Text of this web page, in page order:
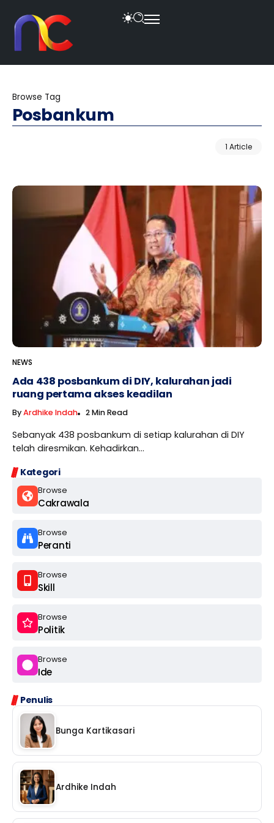
Browse Tag
Posbankum
1 Article
Kategori
Browse
Cakrawala
Browse
Peranti
Browse
Skill
Browse
Politik
Browse
Ide
Penulis
Bunga Kartikasari
Ardhike Indah
NEWS
Ada 438 posbankum di DIY, kalurahan jadi
ruang pertama akses keadilan
ByArdhike Indah 2 Min Read
Sebanyak 438 posbankum di setiap kalurahan di DIY
telah diresmikan. Kehadirkan...